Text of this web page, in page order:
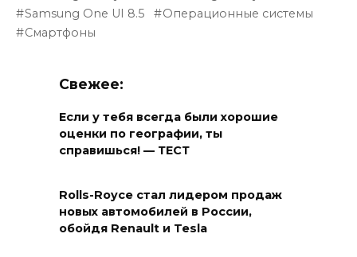
Samsung One UI 8.5
Операционные системы
Смартфоны
Свежее:
Если у тебя всегда были хорошие
оценки по географии, ты
справишься! — ТЕСТ
Rolls-Royce стал лидером продаж
новых автомобилей в России,
обойдя Renault и Tesla